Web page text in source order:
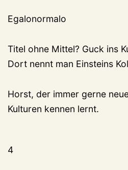
Egalonormalo
Titel ohne Mittel? Guck ins
Dort nennt man Einsteins
Horst, der immer gerne
Kulturen kennen lernt.
4